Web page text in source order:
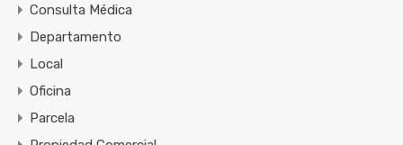
Consulta Médica
Departamento
Local
Oficina
Parcela